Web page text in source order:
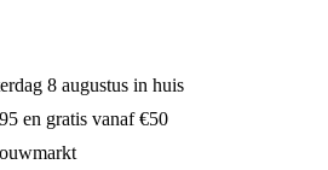
8 augustus in huis
en gratis vanaf €50